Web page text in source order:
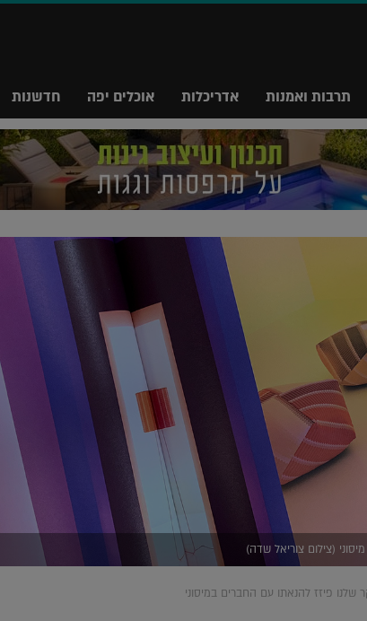
תרבות ואמנות אדריכלות אוכלים יפה חדשנות
(צילום צוריאל שדה)
שלנו פיזז להנאתו עם החברים במיסוני